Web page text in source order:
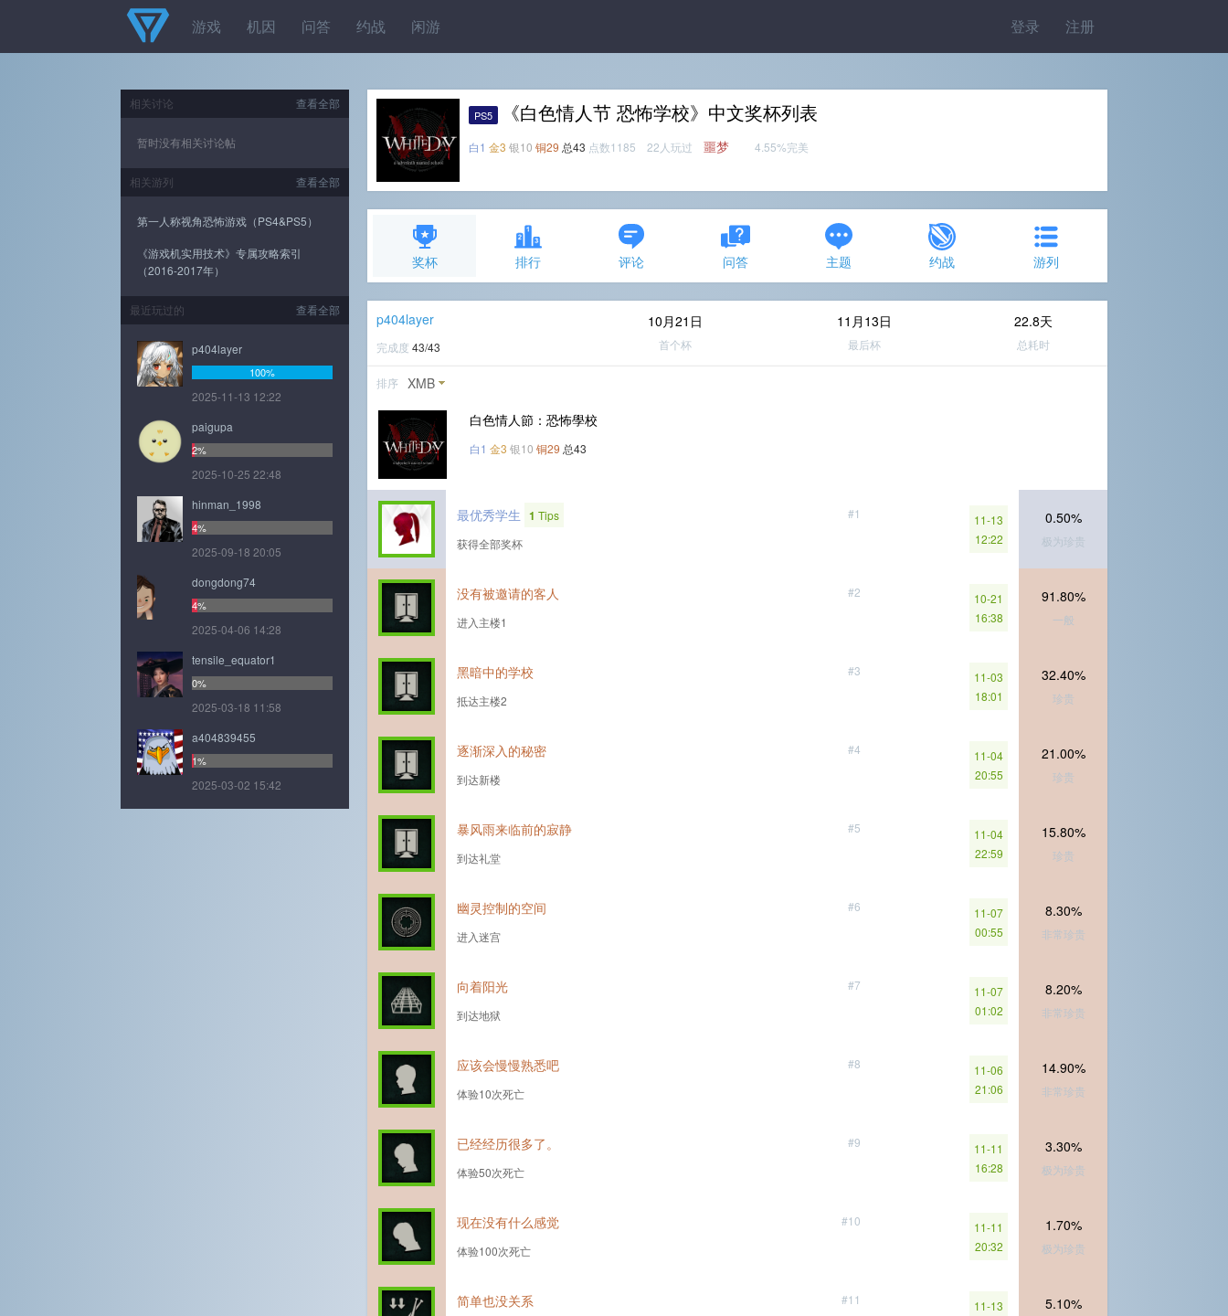
登录 注册
游戏 机因 问答 约战 闲游
PS5 《白色情人节 恐怖学校》中文奖杯列表
白1 金3 银10 铜29 总43 点数1185 22人玩过 噩梦 4.55%完美
奖杯 排行 评论 问答 主题 约战 游列
p404layer
完成度 43/43
10月21日
首个杯
11月13日
最后杯
22.8天
总耗时
排序 XMB
白色情人節：恐怖學校
白1 金3 银10 铜29 总43
#1
最优秀学生 1 Tips
获得全部奖杯
11-13
12:22
0.50%
极为珍贵
#2
没有被邀请的客人
进入主楼1
10-21
16:38
91.80%
一般
#3
黑暗中的学校
抵达主楼2
11-03
18:01
32.40%
珍贵
#4
逐渐深入的秘密
到达新楼
11-04
20:55
21.00%
珍贵
#5
暴风雨来临前的寂静
到达礼堂
11-04
22:59
15.80%
珍贵
#6
幽灵控制的空间
进入迷宫
11-07
00:55
8.30%
非常珍贵
#7
向着阳光
到达地狱
11-07
01:02
8.20%
非常珍贵
#8
应该会慢慢熟悉吧
体验10次死亡
11-06
21:06
14.90%
非常珍贵
#9
已经经历很多了。
体验50次死亡
11-11
16:28
3.30%
极为珍贵
#10
现在没有什么感觉
体验100次死亡
11-11
20:32
1.70%
极为珍贵
#11
简单也没关系
11-13
5.10%
查看全部
相关讨论
暂时没有相关讨论帖
查看全部
相关游列
第一人称视角恐怖游戏（PS4&PS5）
《游戏机实用技术》专属攻略索引
（2016-2017年）
查看全部
最近玩过的
p404layer
100%
2025-11-13 12:22
paigupa
2%
2025-10-25 22:48
hinman_1998
4%
2025-09-18 20:05
dongdong74
4%
2025-04-06 14:28
tensile_equator1
0%
2025-03-18 11:58
a404839455
1%
2025-03-02 15:42